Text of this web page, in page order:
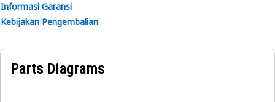
Informasi Garansi
Kebijakan Pengembalian
Parts Diagrams